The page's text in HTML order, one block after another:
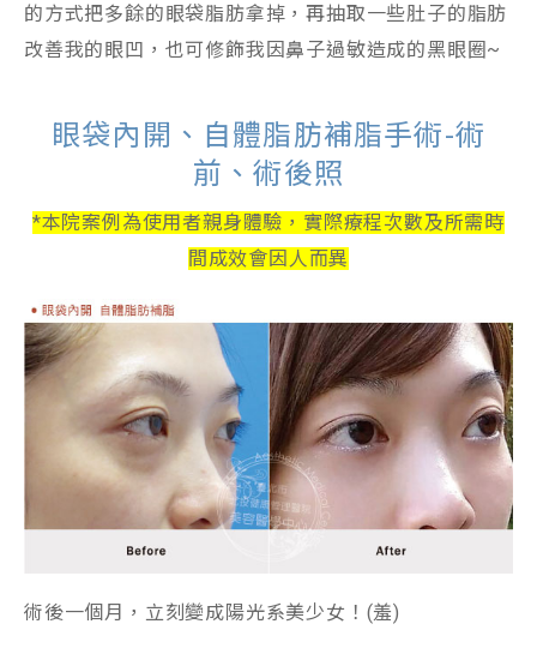
的方式把多餘的眼袋脂肪拿掉，再抽取一些肚子的脂肪
改善我的眼凹，也可修飾我因鼻子過敏造成的黑眼圈~
眼袋內開、自體脂肪補脂手術-術
前、術後照
*本院案例為使用者親身體驗， 實際療程次數及所需時
間成效會因人而異
術後一個月，立刻變成陽光系美少女！(羞)